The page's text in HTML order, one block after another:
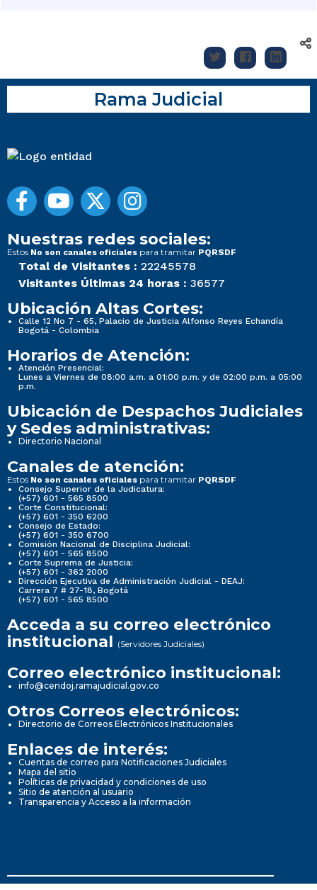
Rama Judicial
Nuestras redes sociales:
Estos No son canales oficiales para tramitar PQRSDF
Total de Visitantes : 22245578
Visitantes Últimas 24 horas : 36577
Ubicación Altas Cortes:
Calle 12 No 7 - 65, Palacio de Justicia Alfonso Reyes Echandía
Bogotá - Colombia
Horarios de Atención:
Atención Presencial:
Lunes a Viernes de 08:00 a.m. a 01:00 p.m. y de 02:00 p.m. a 05:00
p.m.
Ubicación de Despachos Judiciales
y Sedes administrativas:
Directorio Nacional
Canales de atención:
Estos No son canales oficiales para tramitar PQRSDF
Consejo Superior de la Judicatura:
(+57) 601 - 565 8500
Corte Constitucional:
(+57) 601 - 350 6200
Consejo de Estado:
(+57) 601 - 350 6700
Comisión Nacional de Disciplina Judicial:
(+57) 601 - 565 8500
Corte Suprema de Justicia:
(+57) 601 - 362 2000
Dirección Ejecutiva de Administración Judicial - DEAJ:
Carrera 7 # 27-18, Bogotá
(+57) 601 - 565 8500
Acceda a su correo electrónico
institucional (Servidores Judiciales)
Correo electrónico institucional:
info@cendoj.ramajudicial.gov.co
Otros Correos electrónicos:
Directorio de Correos Electrónicos Institucionales
Enlaces de interés:
Cuentas de correo para Notificaciones Judiciales
Mapa del sitio
Políticas de privacidad y condiciones de uso
Sitio de atención al usuario
Transparencia y Acceso a la información